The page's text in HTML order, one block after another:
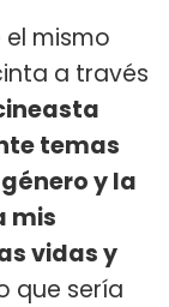
mismo
a través
temas
y la
mis
vidas y
que sería